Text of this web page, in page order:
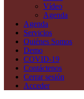
Vídeo
Agenda
Agenda
Servicios
Quiénes Somos
Demo
COVID-19
Contáctenos
Cerrar sesión
Acceder